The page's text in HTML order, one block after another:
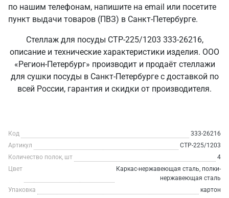
по нашим телефонам, напишите на email или посетите
пункт выдачи товаров (ПВЗ) в Санкт‑Петербурге.
Стеллаж для посуды СТР-225/1203 333-26216,
описание и технические характеристики изделия. ООО
«Регион-Петербург» производит и продаёт стеллажи
для сушки посуды в Санкт‑Петербурге с доставкой по
всей России, гарантия и скидки от производителя.
Код
333-26216
Артикул
СТР-225/1203
Количество полок, шт
4
Цвет
Каркас-нержавеющая сталь, полки-
нержавеющая сталь
Упаковка
картон